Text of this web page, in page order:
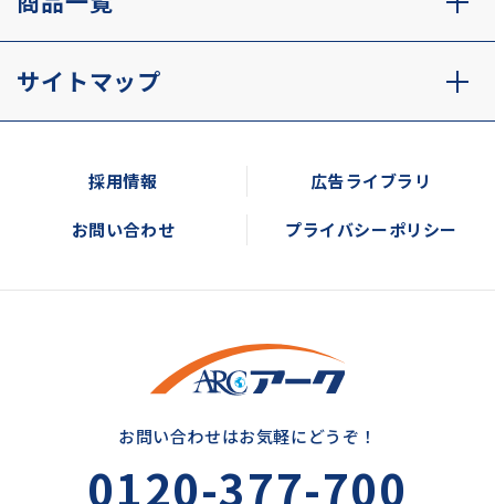
サイトマップ
採用情報 広告ライブラリ
お問い合わせ プライバシーポリシー
お問い合わせはお気軽にどうぞ！
0120-377-700